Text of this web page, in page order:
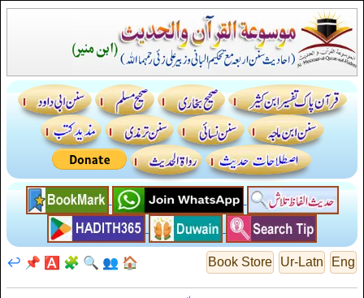
Eng
Ur-Latn
Book Store
🏠
👥
🔍
🧩
🅰️
📌
↩️